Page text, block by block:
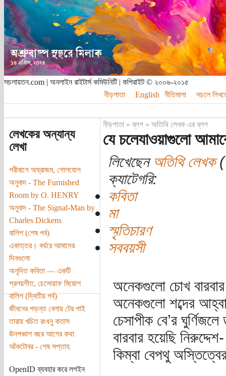
সচলায়তন.com | অনলাইন রাইটার্স কমিউনিটি | কপিরাইট © ২০০৬-২০১৫
নীড়পাতা
English নীতিমালা সচলে
লেখকের অন্যান্য
লেখা
পরীবাগে অঘ্রাজম, গোলযোগ
অনুবাদ - The Furnished
Room by O. HENRY
অনুবাদ - The Signal-Man by
Charles Dickens
বালিশ (শেষ পর্ব)
একাত্তর। বর্থরে আমাদের
দিনগুলো
অনূদিত কবিতা — একটি
প্রলয়গীত, চেসোয়াফ মিয়োশ
বালিশ (দ্বিতীয় পর্ব)
জীবনের পড়ন্ত বেলায় টের পাই
তারায় খচিত রংধনু বাতাস
ঊনপঞ্চাশ বছর আগের কথা
আঁকটোবর - শেষ সপ্তাহ
OpenID ব্যবহার করে লগইন
নীড়পাতা»ব্লগ» অতিথি লেখক এর ব্লগ
যে চলেযাওয়াগুলো
লিখেছেন অতিথি লেখক
ক্যাটেগরি:
কবিতা
মা
স্মৃতিচারণ
সববয়সী
অনেকগুলো চোখ
অনেকগুলো শব্দের
চেসাপীক বে’র
বারবার হয়েছি
কিম্বা বেপথু